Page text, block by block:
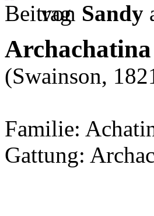
von Sandy
(Swainson,
Familie:
Gattung: